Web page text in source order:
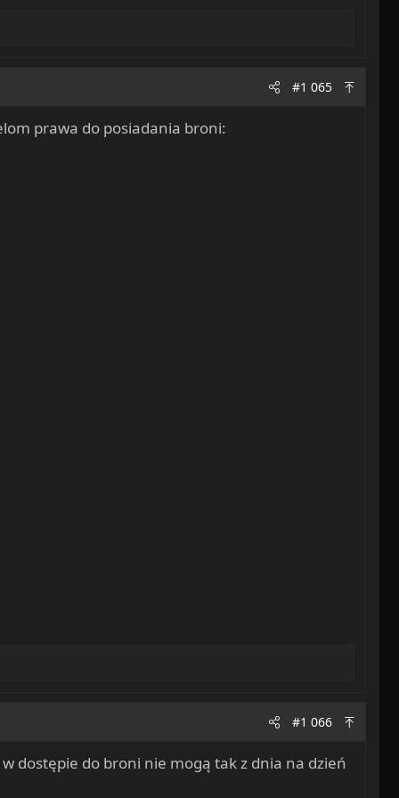
#1 065
prawa do posiadania broni:
#1 066
dostępie do broni nie mogą tak z dnia na dzień